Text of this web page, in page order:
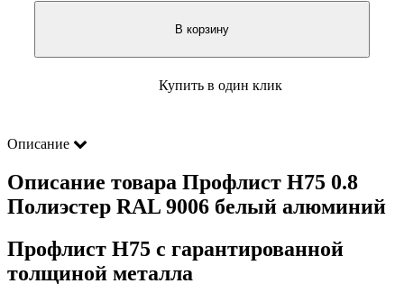
В корзину
Купить в один клик
Описание
Описание товара Профлист Н75 0.8
Полиэстер RAL 9006 белый алюминий
Профлист Н75 с гарантированной
толщиной металла